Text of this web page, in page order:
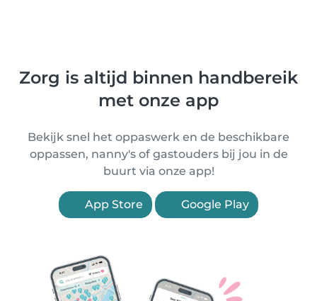
Zorg is altijd binnen handbereik
met onze app
Bekijk snel het oppaswerk en de beschikbare
oppassen, nanny's of gastouders bij jou in de
buurt via onze app!
App Store Google Play